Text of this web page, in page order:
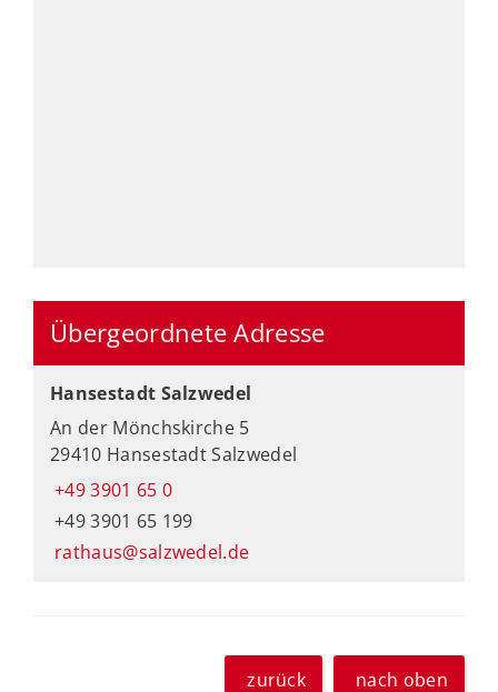
Übergeordnete Adresse
Hansestadt Salzwedel
An der Mönchskirche 5
29410 Hansestadt Salzwedel
+49 3901 65 0
+49 3901 65 199
rathaus@salzwedel.de
zurück nach oben